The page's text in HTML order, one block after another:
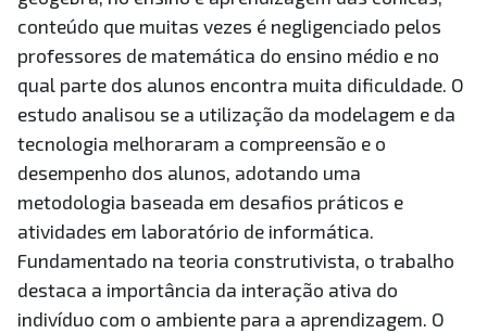
conteúdo que muitas vezes é negligenciado pelos
professores de matemática do ensino médio e no
qual parte dos alunos encontra muita dificuldade. O
estudo analisou se a utilização da modelagem e da
tecnologia melhoraram a compreensão e o
desempenho dos alunos, adotando uma
metodologia baseada em desafios práticos e
atividades em laboratório de informática.
Fundamentado na teoria construtivista, o trabalho
destaca a importância da interação ativa do
indivíduo com o ambiente para a aprendizagem. O